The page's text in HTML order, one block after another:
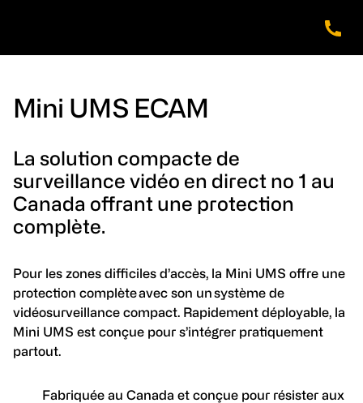
Mini UMS ECAM
La solution compacte de
surveillance vidéo en direct no 1 au
Canada offrant une protection
complète.
Pour les zones difficiles d’accès, la Mini UMS offre une
protection complète avec son un système de
vidéosurveillance compact. Rapidement déployable, la
Mini UMS est conçue pour s’intégrer pratiquement
partout.
Fabriquée au Canada et conçue pour résister aux